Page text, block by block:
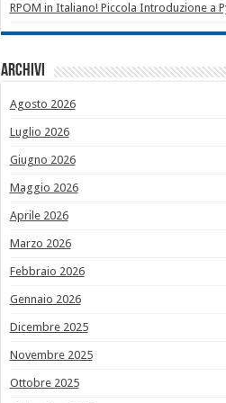
RPOM in Italiano! Piccola Introduzione a
Archivi
Agosto 2026
Luglio 2026
Giugno 2026
Maggio 2026
Aprile 2026
Marzo 2026
Febbraio 2026
Gennaio 2026
Dicembre 2025
Novembre 2025
Ottobre 2025